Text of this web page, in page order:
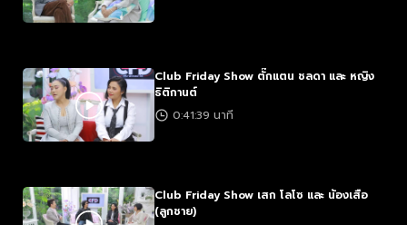
Club Friday Show ตั๊กแตน ชลดา และ หญิง
ธิติกานต์
0:41:39 นาที
Club Friday Show เสก โลโซ และ น้องเสือ
(ลูกชาย)